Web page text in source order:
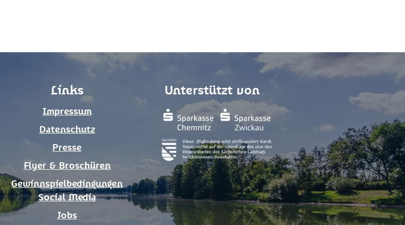
Links
Impressum
Datenschutz
Presse
Flyer & Broschüren
Gewinnspielbedingungen
Social Media
Jobs
Unterstützt von